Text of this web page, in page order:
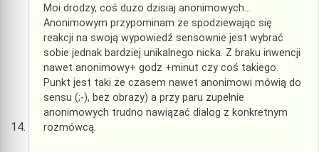
Moi drodzy, coś dużo dzisiaj anonimowych…
Anonimowym przypominam że spodziewając się
reakcji na swoją wypowiedź sensownie jest wybrać
sobie jednak bardziej unikalnego nicka. Z braku inwencji
nawet anonimowy+ godz +minut czy coś takiego.
Punkt jest taki że czasem nawet anonimowi mówią do
sensu (;-), bez obrazy) a przy paru zupełnie
anonimowych trudno nawiązać dialog z konkretnym
rozmówcą.